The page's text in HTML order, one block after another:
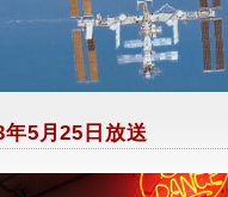
5月25日放送